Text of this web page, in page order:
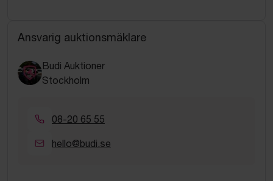
Ansvarig auktionsmäklare
Budi Auktioner
Stockholm
08-20 65 55
hello@budi.se